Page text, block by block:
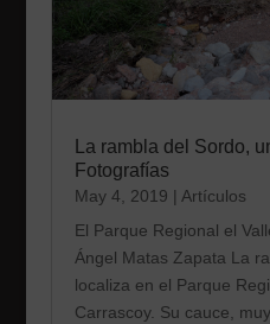
La rambla del Sordo,
Fotografías
May 4, 2019 | Artículos
El Parque Regional el
Ángel Matas Zapata La
localiza en el Parque
Carrascoy. Su cauce,